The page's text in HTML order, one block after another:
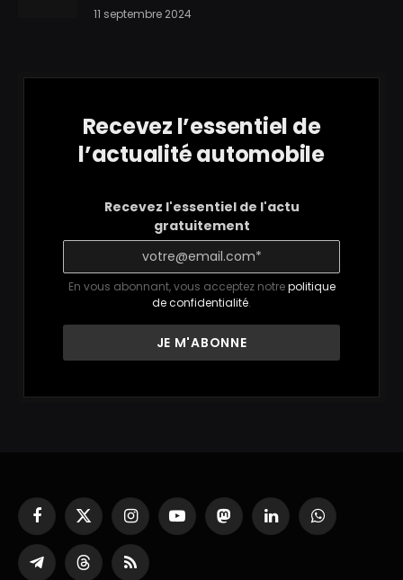
11 septembre 2024
Recevez l’essentiel de
l’actualité automobile
Recevez l'essentiel de l'actu
gratuitement
En vous abonnant, vous acceptez notrepolitique
de confidentialité.
Facebook
X
(Twitter)
InstagramYouTubeMastodonLinkedInWhatsApp
PartagerThreadsRSS